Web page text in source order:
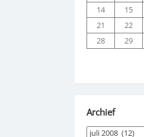
14
15
21
22
28
29
Archief
Archief